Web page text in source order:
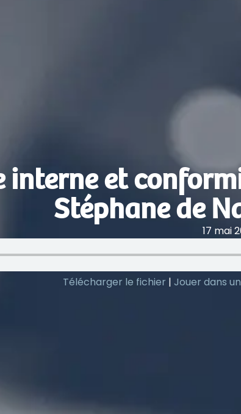
interne et
Stéphane de
17 mai
Télécharger le fichier | Jouer dans